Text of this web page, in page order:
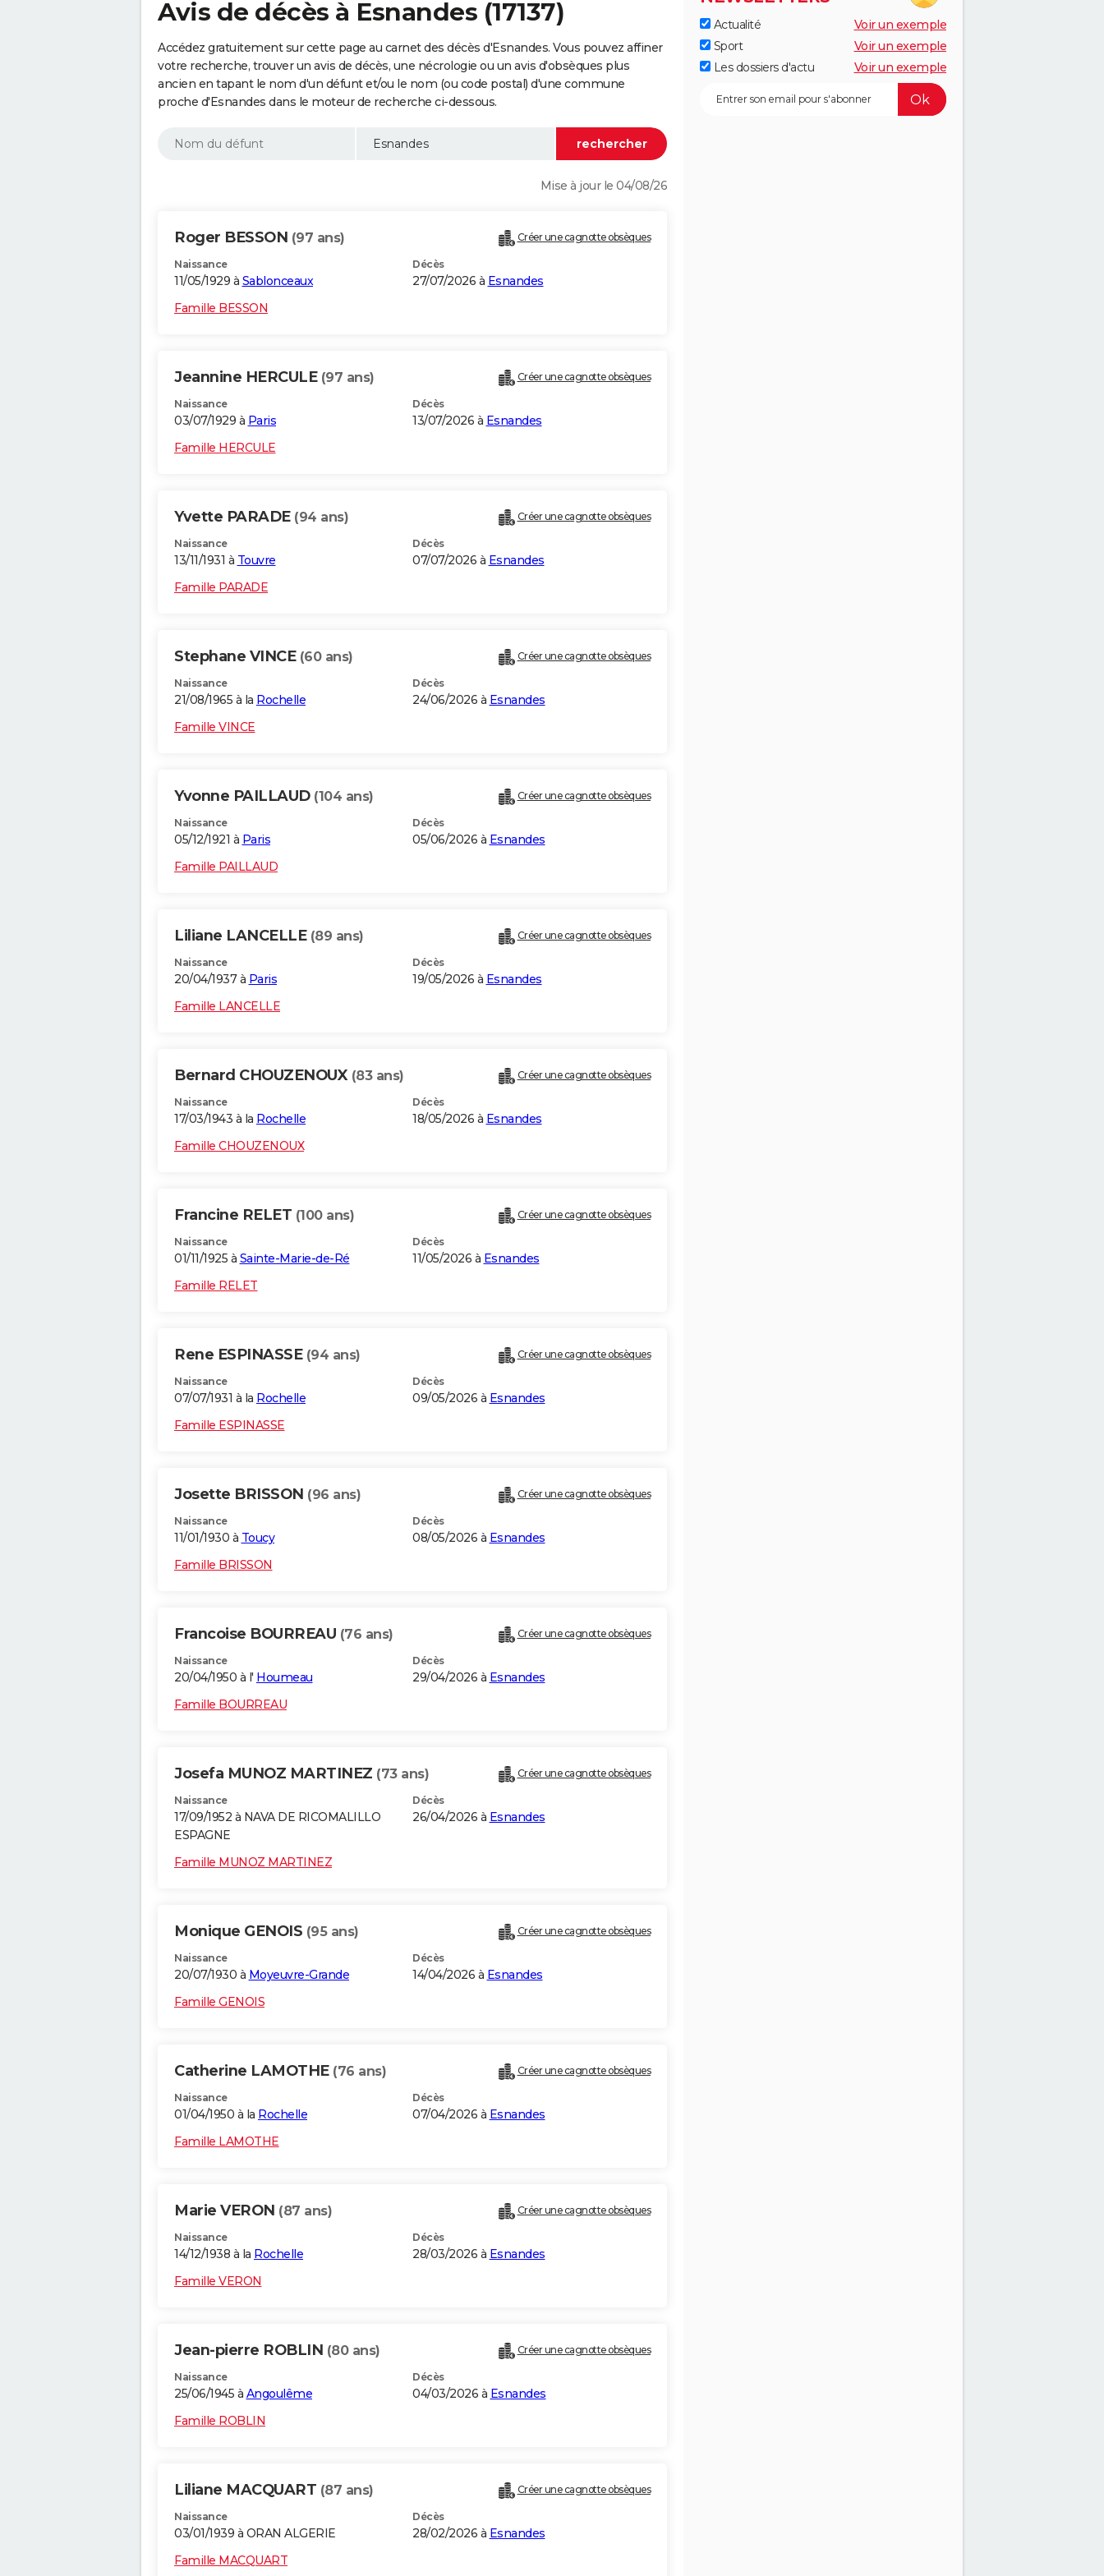
Avis de décès à Esnandes (17137)
Accédez gratuitement sur cette page au carnet des décès d'Esnandes. Vous pouvez affiner
votre recherche, trouver un avis de décès, une nécrologie ou un avis d'obsèques plus
ancien en tapant le nom d'un défunt et/ou le nom (ou code postal) d'une commune
proche d'Esnandes dans le moteur de recherche ci-dessous.
Mise à jour le 04/08/26
Roger BESSON (97 ans) Créer une cagnotte obsèques
Naissance
11/05/1929 à Sablonceaux
Décès
27/07/2026 à Esnandes
Famille BESSON
Jeannine HERCULE (97 ans) Créer une cagnotte obsèques
Naissance
03/07/1929 à Paris
Décès
13/07/2026 à Esnandes
Famille HERCULE
Yvette PARADE (94 ans) Créer une cagnotte obsèques
Naissance
13/11/1931 à Touvre
Décès
07/07/2026 à Esnandes
Famille PARADE
Stephane VINCE (60 ans) Créer une cagnotte obsèques
Naissance
21/08/1965 à la Rochelle
Décès
24/06/2026 à Esnandes
Famille VINCE
Yvonne PAILLAUD (104 ans) Créer une cagnotte obsèques
Naissance
05/12/1921 à Paris
Décès
05/06/2026 à Esnandes
Famille PAILLAUD
Liliane LANCELLE (89 ans) Créer une cagnotte obsèques
Naissance
20/04/1937 à Paris
Décès
19/05/2026 à Esnandes
Famille LANCELLE
Bernard CHOUZENOUX (83 ans) Créer une cagnotte obsèques
Naissance
17/03/1943 à la Rochelle
Décès
18/05/2026 à Esnandes
Famille CHOUZENOUX
Francine RELET (100 ans) Créer une cagnotte obsèques
Naissance
01/11/1925 à Sainte-Marie-de-Ré
Décès
11/05/2026 à Esnandes
Famille RELET
Rene ESPINASSE (94 ans) Créer une cagnotte obsèques
Naissance
07/07/1931 à la Rochelle
Décès
09/05/2026 à Esnandes
Famille ESPINASSE
Josette BRISSON (96 ans) Créer une cagnotte obsèques
Naissance
11/01/1930 à Toucy
Décès
08/05/2026 à Esnandes
Famille BRISSON
Francoise BOURREAU (76 ans) Créer une cagnotte obsèques
Naissance
20/04/1950 à l' Houmeau
Décès
29/04/2026 à Esnandes
Famille BOURREAU
Josefa MUNOZ MARTINEZ (73 ans) Créer une cagnotte obsèques
Naissance
17/09/1952 à NAVA DE RICOMALILLO
ESPAGNE
Décès
26/04/2026 à Esnandes
Famille MUNOZ MARTINEZ
Monique GENOIS (95 ans) Créer une cagnotte obsèques
Naissance
20/07/1930 à Moyeuvre-Grande
Décès
14/04/2026 à Esnandes
Famille GENOIS
Catherine LAMOTHE (76 ans) Créer une cagnotte obsèques
Naissance
01/04/1950 à la Rochelle
Décès
07/04/2026 à Esnandes
Famille LAMOTHE
Marie VERON (87 ans) Créer une cagnotte obsèques
Naissance
14/12/1938 à la Rochelle
Décès
28/03/2026 à Esnandes
Famille VERON
Jean-pierre ROBLIN (80 ans) Créer une cagnotte obsèques
Naissance
25/06/1945 à Angoulême
Décès
04/03/2026 à Esnandes
Famille ROBLIN
Liliane MACQUART (87 ans) Créer une cagnotte obsèques
Naissance
03/01/1939 à ORAN ALGERIE
Décès
28/02/2026 à Esnandes
Famille MACQUART
Actualité
Voir un exemple
Sport
Voir un exemple
Les dossiers d'actu
Voir un exemple